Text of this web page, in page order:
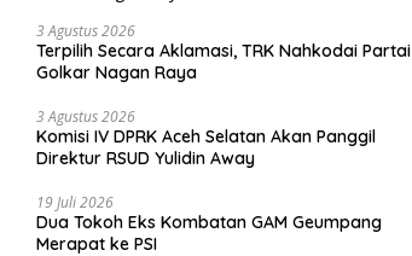
3 Agustus 2026
Terpilih Secara Aklamasi, TRK Nahkodai Partai
Golkar Nagan Raya
3 Agustus 2026
Komisi IV DPRK Aceh Selatan Akan Panggil
Direktur RSUD Yulidin Away
19 Juli 2026
Dua Tokoh Eks Kombatan GAM Geumpang
Merapat ke PSI